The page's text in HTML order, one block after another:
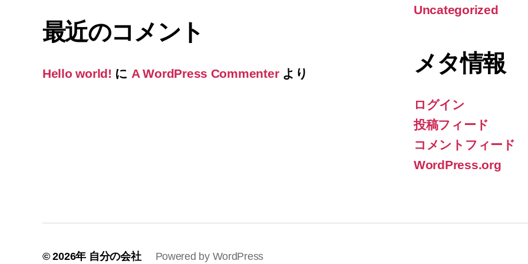
最近のコメント
Hello world! に A WordPress Commenterより
Uncategorized
メタ情報
ログイン
投稿フィード
コメントフィード
WordPress.org
© 2026年 自分の会社 Powered by WordPress